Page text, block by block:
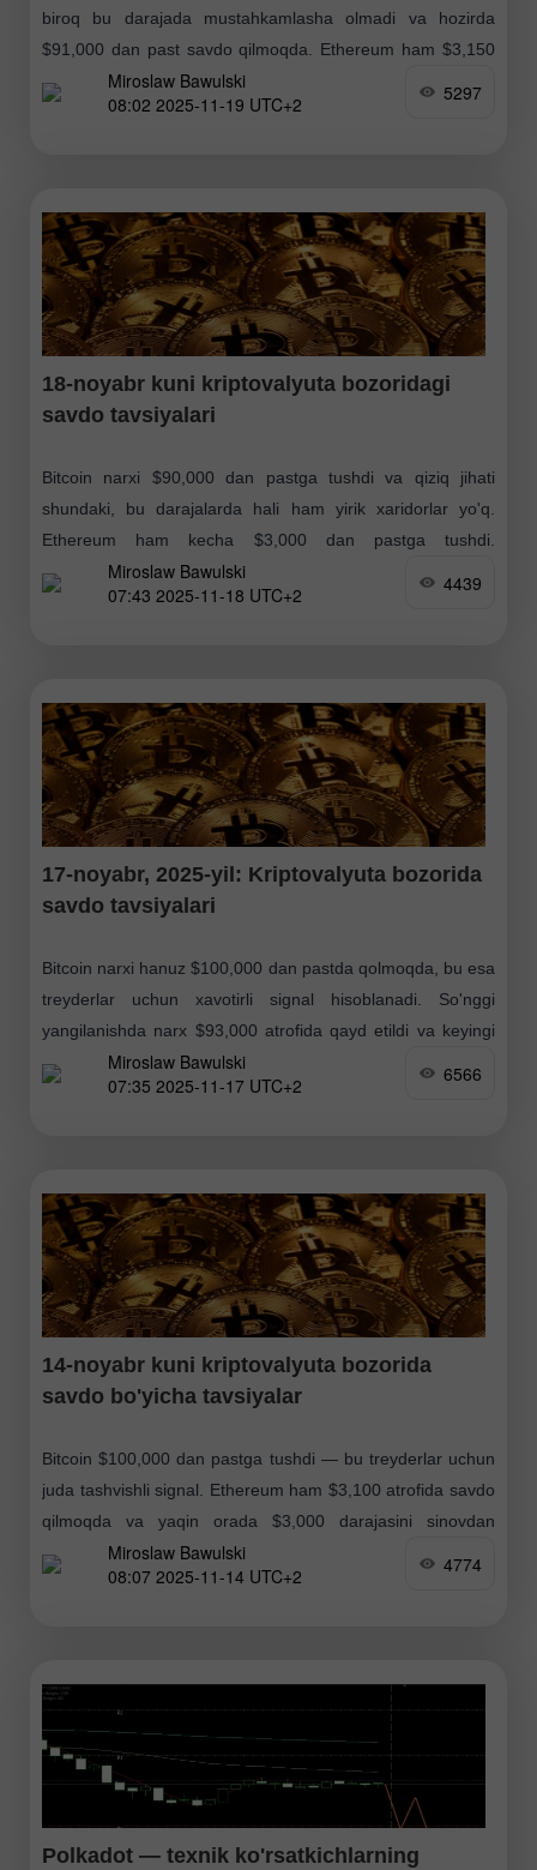
biroq bu darajada mustahkamlasha olmadi va hozirda
$91,000 dan past savdo qilmoqda. Ethereum ham $3,150
dan yuqoriga chiqdi, ammo yozish paytida yana
Miroslaw Bawulski
08:02 2025-11-19 UTC+2
5297
18-noyabr kuni kriptovalyuta bozoridagi
savdo tavsiyalari
Bitcoin narxi $90,000 dan pastga tushdi va qiziq jihati
shundaki, bu darajalarda hali ham yirik xaridorlar yo'q.
Ethereum ham kecha $3,000 dan pastga tushdi.
Xaridorlarning yo'qligi ajablanarli emas. Chakana
investorlar
Miroslaw Bawulski
07:43 2025-11-18 UTC+2
4439
17-noyabr, 2025-yil: Kriptovalyuta bozorida
savdo tavsiyalari
Bitcoin narxi hanuz $100,000 dan pastda qolmoqda, bu esa
treyderlar uchun xavotirli signal hisoblanadi. So'nggi
yangilanishda narx $93,000 atrofida qayd etildi va keyingi
past darajadagi sust xarid faolligi bozor ishtirokchilarining
Miroslaw Bawulski
07:35 2025-11-17 UTC+2
6566
14-noyabr kuni kriptovalyuta bozorida
savdo bo'yicha tavsiyalar
Bitcoin $100,000 dan pastga tushdi — bu treyderlar uchun
juda tashvishli signal. Ethereum ham $3,100 atrofida savdo
qilmoqda va yaqin orada $3,000 darajasini sinovdan
o'tkazishga tayyorlanmoqda. Aksiyalar bozorining keskin
pasayishi
Miroslaw Bawulski
08:07 2025-11-14 UTC+2
4774
Polkadot — texnik ko'rsatkichlarning